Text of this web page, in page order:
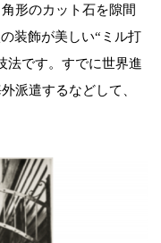
形のカット石を隙間
装飾が美しい“ミル打
法です。すでに世界進
派遣するなどして、